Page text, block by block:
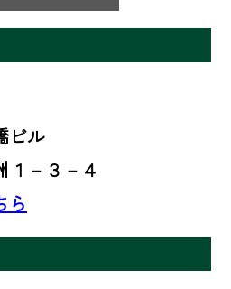
ビル
１－３－４
ら